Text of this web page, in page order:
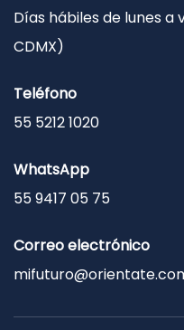
Días hábiles de lunes a
CDMX)
Teléfono
55 5212 1020
WhatsApp
55 9417 05 75
Correo electrónico